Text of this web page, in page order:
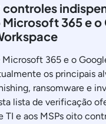
controles
Microsoft 365 e o
Microsoft 365 e o
os principais
ransomware e
lista de verificação
TI e aos MSPs oito